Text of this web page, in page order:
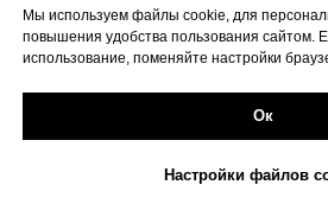
Мы используем файлы cookie, для
повышения удобства пользования сайтом.
использование, поменяйте настройки
Ок
Настройки файлов